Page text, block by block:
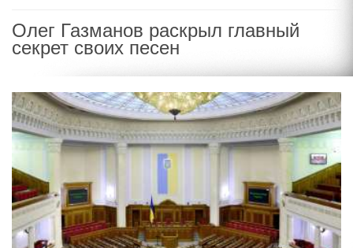
Олег Газманов раскрыл главный
секрет своих песен